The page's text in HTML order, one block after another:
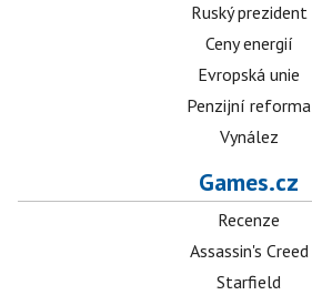
Ruský prezident
Ceny energií
Evropská unie
Penzijní reforma
Vynález
Games.cz
Recenze
Assassin's Creed
Starfield